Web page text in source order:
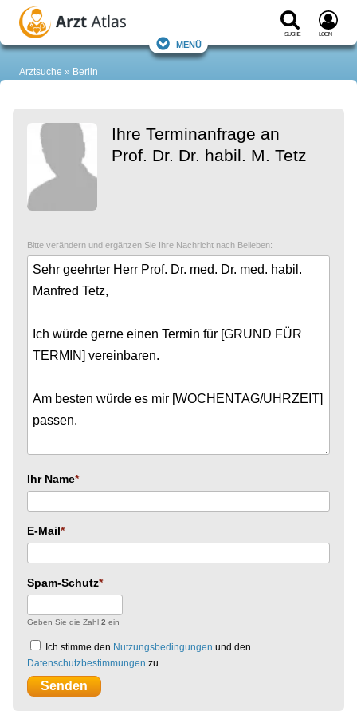
Suche Login
Menü
Arztsuche Berlin
Ihre Terminanfrage an
Prof. Dr. Dr. habil. M. Tetz
Bitte verändern und ergänzen Sie Ihre Nachricht nach Belieben:
Ihr Name
E-Mail
Spam-Schutz
Geben Sie die Zahl 2 ein
Ich stimme den Nutzungsbedingungen und den
Datenschutzbestimmungen zu.